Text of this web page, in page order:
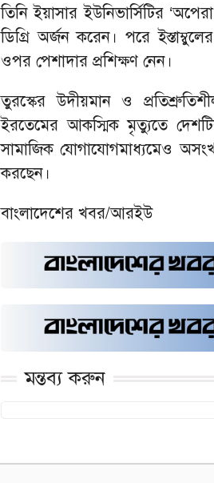
তিনি ইয়াসার ইউনিভার্সিটির
ডিগ্রি অর্জন করেন। পরে
ওপর পেশাদার প্রশিক্ষণ নেন।
তুরস্কের উদীয়মান ও
ইরতেমের আকস্মিক মৃত্যুতে
সামাজিক যোগাযোগমাধ্যমেও
করছেন।
বাংলাদেশের খবর/আরইউ
মন্তব্য করুন